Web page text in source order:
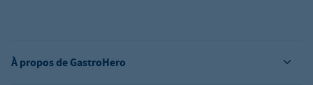
À propos de GastroHero